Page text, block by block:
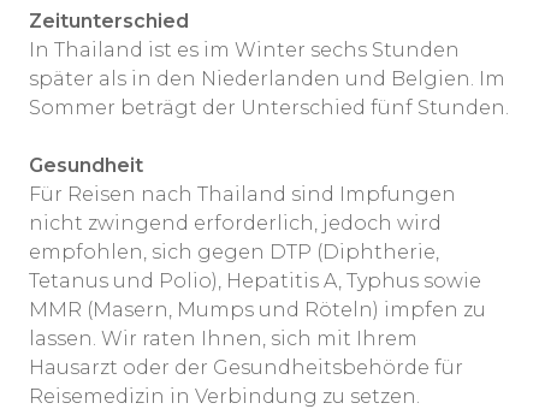
Zeitunterschied
In Thailand ist es im Winter sechs Stunden
später als in den Niederlanden und Belgien. Im
Sommer beträgt der Unterschied fünf Stunden.
Gesundheit
Für Reisen nach Thailand sind Impfungen
nicht zwingend erforderlich, jedoch wird
empfohlen, sich gegen DTP (Diphtherie,
Tetanus und Polio), Hepatitis A, Typhus sowie
MMR (Masern, Mumps und Röteln) impfen zu
lassen. Wir raten Ihnen, sich mit Ihrem
Hausarzt oder der Gesundheitsbehörde für
Reisemedizin in Verbindung zu setzen.